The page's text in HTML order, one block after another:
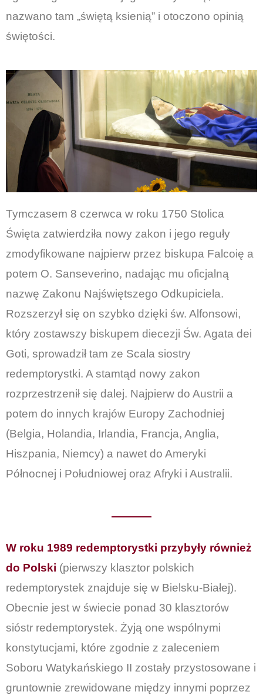
nazwano tam „świętą ksienią” i otoczono opinią
świętości.
Tymczasem 8 czerwca w roku 1750 Stolica
Święta zatwierdziła nowy zakon i jego reguły
zmodyfikowane najpierw przez biskupa Falcoię a
potem O. Sanseverino, nadając mu oficjalną
nazwę Zakonu Najświętszego Odkupiciela.
Rozszerzył się on szybko dzięki św. Alfonsowi,
który zostawszy biskupem diecezji Św. Agata dei
Goti, sprowadził tam ze Scala siostry
redemptorystki. A stamtąd nowy zakon
rozprzestrzenił się dalej. Najpierw do Austrii a
potem do innych krajów Europy Zachodniej
(Belgia, Holandia, Irlandia, Francja, Anglia,
Hiszpania, Niemcy) a nawet do Ameryki
Północnej i Południowej oraz Afryki i Australii.
W roku 1989 redemptorystki przybyły również
do Polski (pierwszy klasztor polskich
redemptorystek znajduje się w Bielsku-Białej).
Obecnie jest w świecie ponad 30 klasztorów
sióstr redemptorystek. Żyją one wspólnymi
konstytucjami, które zgodnie z zaleceniem
Soboru Watykańskiego II zostały przystosowane i
gruntownie zrewidowane między innymi poprzez